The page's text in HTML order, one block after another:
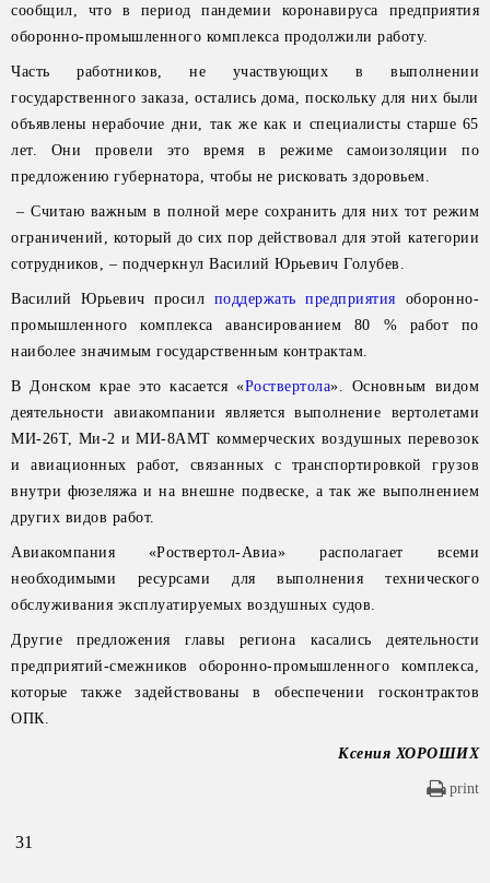
сообщил, что в период пандемии коронавируса предприятия
оборонно-промышленного комплекса продолжили работу.
Часть работников, не участвующих в выполнении
государственного заказа, остались дома, поскольку для них были
объявлены нерабочие дни, так же как и специалисты старше 65
лет. Они провели это время в режиме самоизоляции по
предложению губернатора, чтобы не рисковать здоровьем.
– Считаю важным в полной мере сохранить для них тот режим
ограничений, который до сих пор действовал для этой категории
сотрудников, – подчеркнул Василий Юрьевич Голубев.
Василий Юрьевич просил поддержать предприятия оборонно-
промышленного комплекса авансированием 80 % работ по
наиболее значимым государственным контрактам.
В Донском крае это касается «Роствертола». Основным видом
деятельности авиакомпании является выполнение вертолетами
МИ-26Т, Ми-2 и МИ-8АМТ коммерческих воздушных перевозок
и авиационных работ, связанных с транспортировкой грузов
внутри фюзеляжа и на внешне подвеске, а так же выполнением
других видов работ.
Авиакомпания «Роствертол-Авиа» располагает всеми
необходимыми ресурсами для выполнения технического
обслуживания эксплуатируемых воздушных судов.
Другие предложения главы региона касались деятельности
предприятий-смежников оборонно-промышленного комплекса,
которые также задействованы в обеспечении госконтрактов
ОПК.
Ксения ХОРОШИХ
print
31